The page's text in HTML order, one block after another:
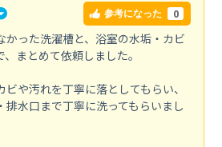
参考になった 0
かった洗濯槽と、浴室の水垢・カビ
まとめて依頼しました。
や汚れを丁寧に落としてもらい、
排水口まで丁寧に洗ってもらいまし